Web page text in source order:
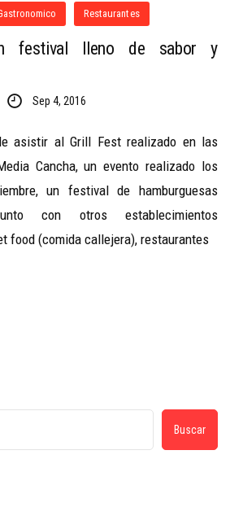
Restaurantes
festival lleno de sabor y
Sep 4, 2016
asistir al Grill Fest realizado en las
Cancha, un evento realizado los
un festival de hamburguesas
con otros establecimientos
food (comida callejera), restaurantes
Buscar